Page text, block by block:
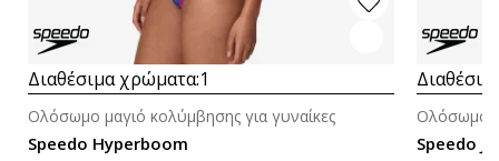
Διαθέσιμα χρώματα:1
Speedo Hyperboom
Ολόσωμο μαγιό κολύμβησης για γυναίκες
Speedo
Ολόσωμο